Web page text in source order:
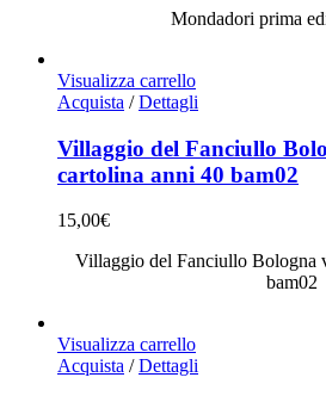
Mondadori prima
Visualizza carrello
Acquista / Dettagli
Villaggio del Fanciullo
cartolina anni 40 bam02
15,00€
Villaggio del Fanciullo Bologna
bam02
Visualizza carrello
Acquista / Dettagli